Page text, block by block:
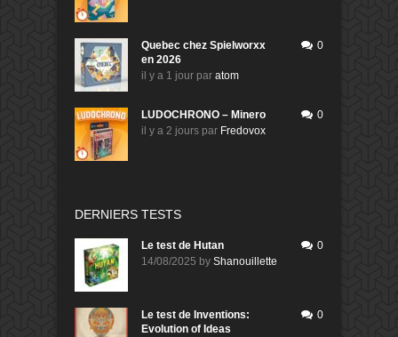
Quebec chez Spielworxx
en 2026
il y a 1 jour par atom
0
LUDOCHRONO – Minero
il y a 2 jours par Fredovox
0
DERNIERS TESTS
Le test de Hutan
14/08/2025 by Shanouillette
0
Le test de Inventions:
Evolution of Ideas
0